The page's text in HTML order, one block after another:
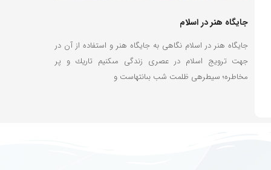
جایگاه هنر در اسلام
جایگاه هنر در اسلام نگاهى به جايگاه هنر و استفاده از آن در
جهت ترويج اسلام در عصرى زندگى مى‏كنيم تاريك و پر
مخاطره؛ سيطره‏ى ظلمت شب بى‏انتهاست و